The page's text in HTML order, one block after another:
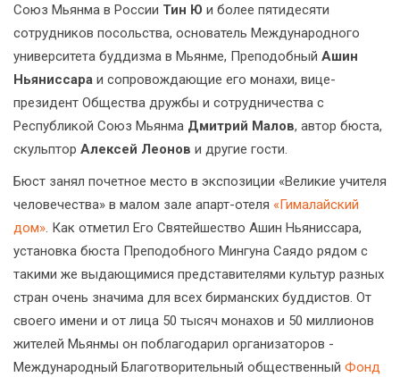
Союз Мьянма в России Тин Ю и более пятидесяти
сотрудников посольства, основатель Международного
университета буддизма в Мьянме, Преподобный Ашин
Ньяниссара и сопровождающие его монахи, вице-
президент Общества дружбы и сотрудничества с
Республикой Союз Мьянма Дмитрий Малов, автор бюста,
скульптор Алексей Леонов и другие гости.
Бюст занял почетное место в экспозиции «Великие учителя
человечества» в малом зале апарт-отеля «Гималайский
дом». Как отметил Его Святейшество Ашин Ньяниссара,
установка бюста Преподобного Мингуна Саядо рядом с
такими же выдающимися представителями культур разных
стран очень значима для всех бирманских буддистов. От
своего имени и от лица 50 тысяч монахов и 50 миллионов
жителей Мьянмы он поблагодарил организаторов -
Международный Благотворительный общественный Фонд